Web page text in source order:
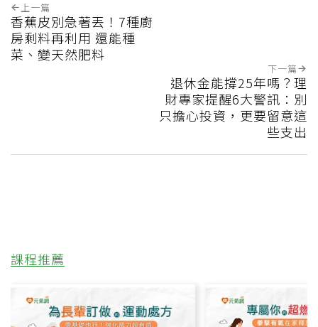
上一篇
香蕉皮別急著丟！7種廚
房剩料再利用 還能種
菜、變天然肥料
下一篇
退休金能撐25年嗎？理
財專家提醒6大警訊：別
只擔心投資，更要留意這
些支出
課程推薦